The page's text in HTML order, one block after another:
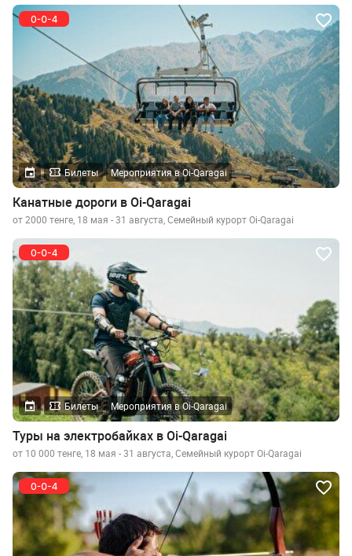
Билеты Мероприятия в Oi-Qaragai
Канатные дороги в Oi-Qaragai
от 2000 тенге, 18 мая - 31 августа, Семейный курорт Oi-Qaragai
Билеты Мероприятия в Oi-Qaragai
Туры на электробайках в Oi-Qaragai
от 10 000 тенге, 18 мая - 31 августа, Семейный курорт Oi-Qaragai